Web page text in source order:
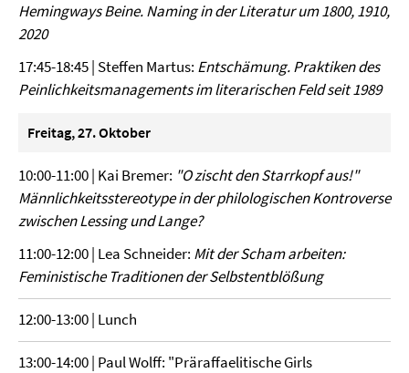
Hemingways Beine. Naming in der Literatur um 1800, 1910,
2020
17:45-18:45 | Steffen Martus: Entschämung. Praktiken des
Peinlichkeitsmanagements im literarischen Feld seit 1989
Freitag, 27. Oktober
10:00-11:00 | Kai Bremer: "O zischt den Starrkopf aus!"
Männlichkeitsstereotype in der philologischen Kontroverse
zwischen Lessing und Lange?
11:00-12:00 | Lea Schneider: Mit der Scham arbeiten:
Feministische Traditionen der Selbstentblößung
12:00-13:00 | Lunch
13:00-14:00 | Paul Wolff: "Präraffaelitische Girls